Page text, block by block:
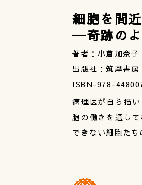
細胞を間
─奇跡の
著者：小倉加奈子
出版社：筑摩書房
ISBN-978-
病理医が自ら描
胞の働きを通し
できない細胞たち